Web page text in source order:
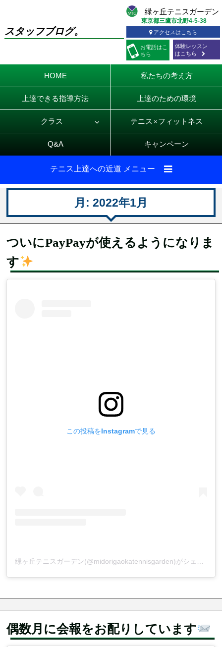
スタッフブログ。
お電話はこ
ちら
東京都三鷹市北野4-5-38
アクセスはこちら
体験レッスン
はこちら
HOME 私たちの考え方
上達できる指導方法 上達のための環境
クラス テニス × フィットネス
Q&A キャンペーン
テニス上達への近道 メニュー
月: 2022年1月
ついにPayPayが使えるようになりま
す
この投稿をInstagramで見る
偶数月に会報をお配りしています